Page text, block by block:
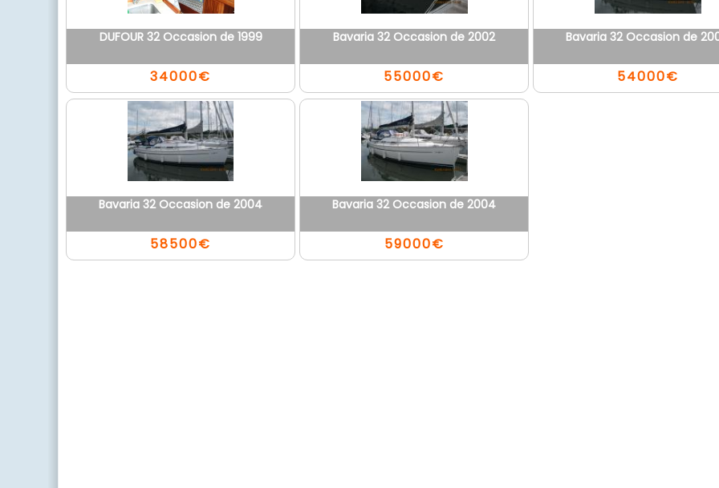
DUFOUR 32 Occasion de 1999
34000€
Bavaria 32 Occasion de 2002
55000€
Bavaria 32 Occasion de
54000€
Bavaria 32 Occasion de 2004
58500€
Bavaria 32 Occasion de 2004
59000€